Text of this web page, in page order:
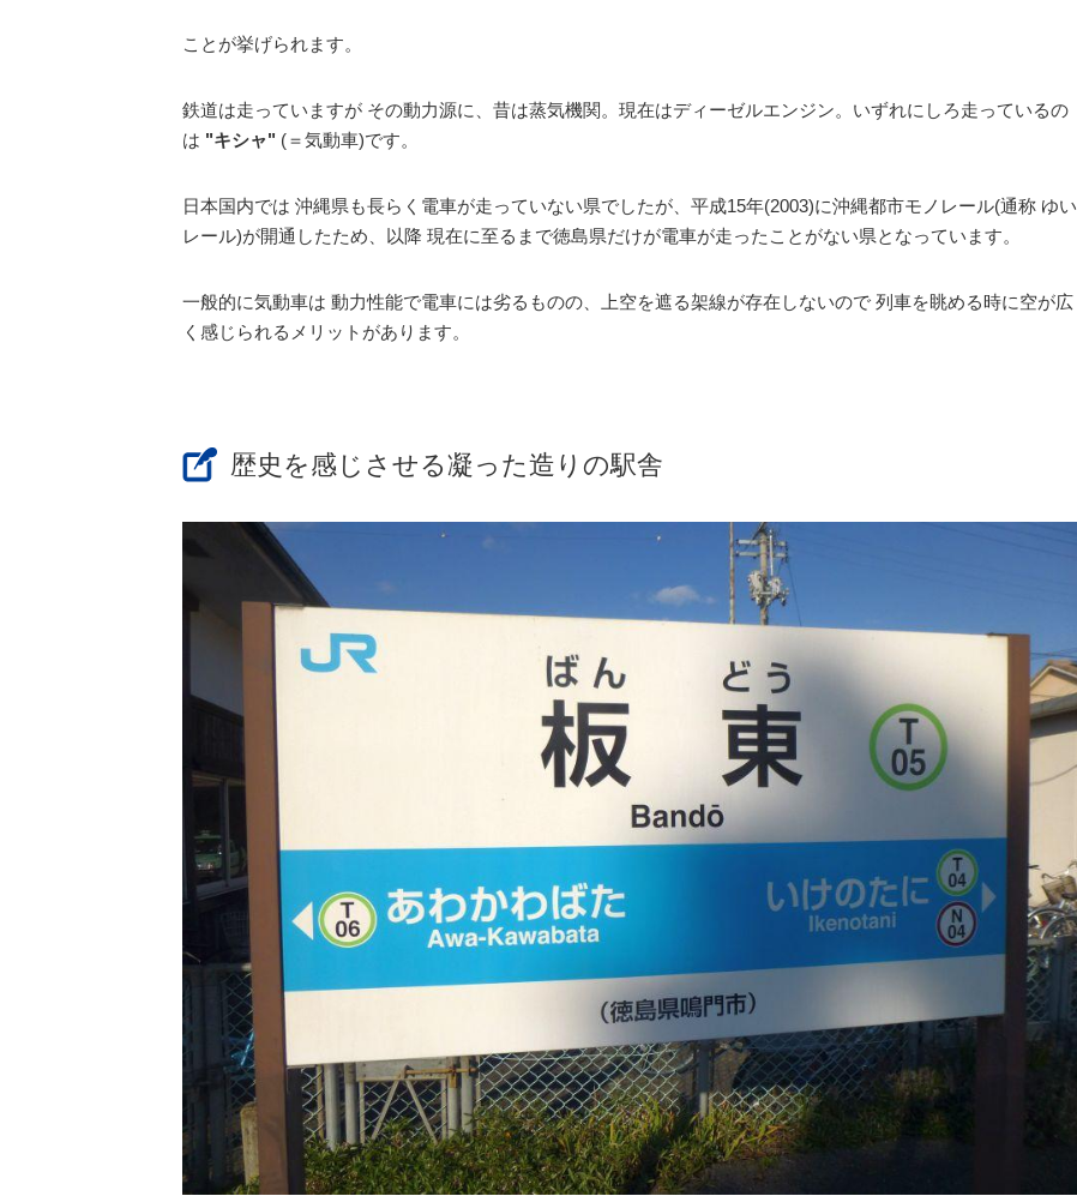
ことが挙げられます。
鉄道は走っていますが その動力源に、昔は蒸気機関。現在はディーゼルエンジン。いずれにしろ走っているの
は "キシャ" (＝気動車)です。
日本国内では 沖縄県も長らく電車が走っていない県でしたが、平成15年(2003)に沖縄都市モノレール(通称 ゆい
レール)が開通したため、以降 現在に至るまで徳島県だけが電車が走ったことがない県となっています。
一般的に気動車は 動力性能で電車には劣るものの、上空を遮る架線が存在しないので 列車を眺める時に空が広
く感じられるメリットがあります。
歴史を感じさせる凝った造りの駅舎